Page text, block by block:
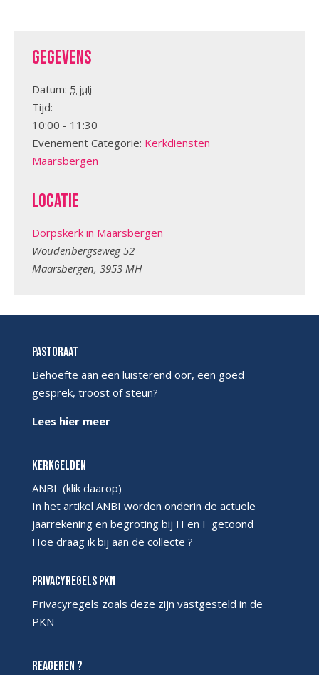
Gegevens
Datum: 5 juli
Tijd:
10:00 - 11:30
Evenement Categorie: Kerkdiensten
Maarsbergen
Locatie
Dorpskerk in Maarsbergen
Woudenbergseweg 52
Maarsbergen, 3953 MH
Pastoraat
Behoefte aan een luisterend oor, een goed
gesprek, troost of steun?
Lees hier meer
Kerkgelden
ANBI (klik daarop)
In het artikel ANBI worden onderin de actuele
jaarrekening en begroting bij H en I getoond
Hoe draag ik bij aan de collecte ?
Privacyregels PKN
Privacyregels zoals deze zijn vastgesteld in de
PKN
Reageren ?